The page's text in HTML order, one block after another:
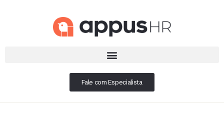
Fale com Especialista